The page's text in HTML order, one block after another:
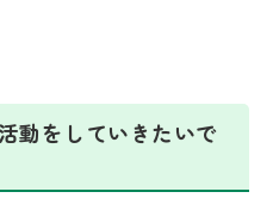
動をしていきたいで